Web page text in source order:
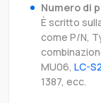
Numero di
È scritto
come P/N,
MU06, LC-
1387, ecc.